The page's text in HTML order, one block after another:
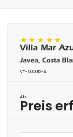
Villa Mar
Javea, Costa
VT-500012-A
Ab
Preis